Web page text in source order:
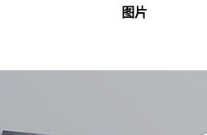
图片